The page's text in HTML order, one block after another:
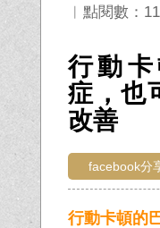
︱點閱數：
行動
症，也
改善
facebook分
行動卡頓的